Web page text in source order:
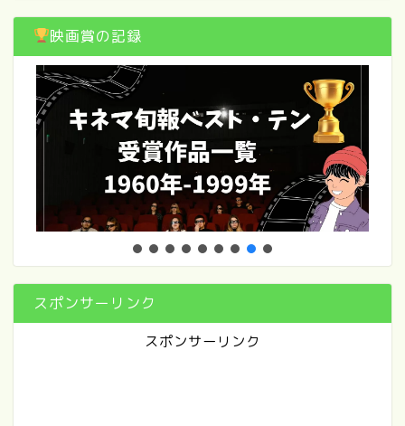
映画賞の記録
スポンサーリンク
スポンサーリンク